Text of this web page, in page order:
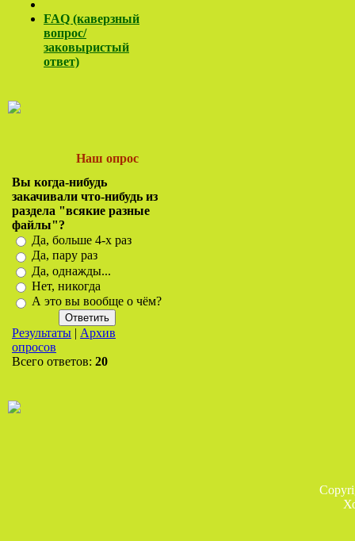
FAQ (каверзный
вопрос/
заковыристый
ответ)
Наш опрос
Вы когда-нибудь
закачивали что-нибудь из
раздела "всякие разные
файлы"?
Да, больше 4-х раз
Да, пару раз
Да, однажды...
Нет, никогда
А это вы вообще о чём?
Результаты | Архив
опросов
Всего ответов: 20